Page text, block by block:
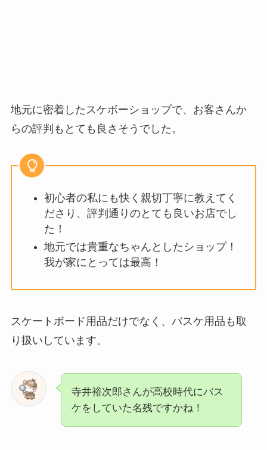
地元に密着したスケボーショップで、お客さんか
らの評判もとても良さそうでした。
初心者の私にも快く親切丁寧に教えてく
ださり、評判通りのとても良いお店でし
た！
地元では貴重なちゃんとしたショップ！
我が家にとっては最高！
スケートボード用品だけでなく、バスケ用品も取
り扱いしています。
寺井裕次郎さんが高校時代にバス
ケをしていた名残ですかね！